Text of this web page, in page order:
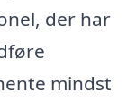
der har
mindst